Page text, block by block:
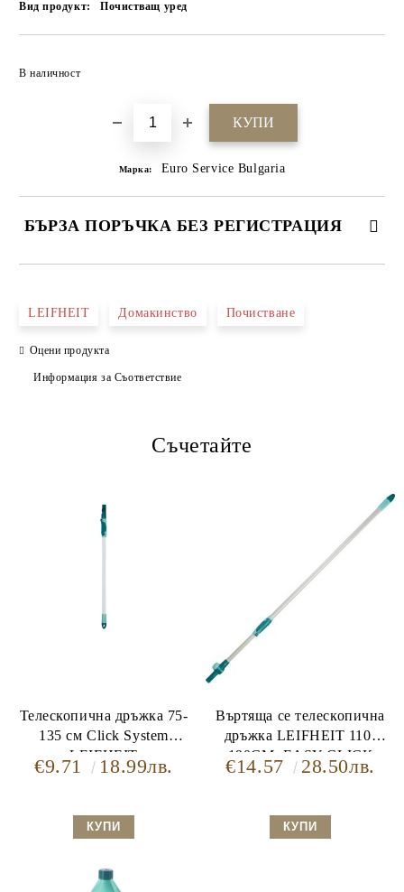
Вид продукт: Почистващ уред
В наличност
Марка: Euro Service Bulgaria
БЪРЗА ПОРЪЧКА БЕЗ РЕГИСТРАЦИЯ
Ние ще се свържем с вас в рамките на работния ден.
LEIFHEIT Домакинство Почистване
Оцени продукта
Информация за Съответствие
Съчетайте
Телескопична дръжка 75-
135 см Click System
LEIFHEIT
€9.71 18.99лв.
Въртяща се телескопична
дръжка LEIFHEIT 110-
190СМ. EASY-CLICК
функция
€14.57 28.50лв.